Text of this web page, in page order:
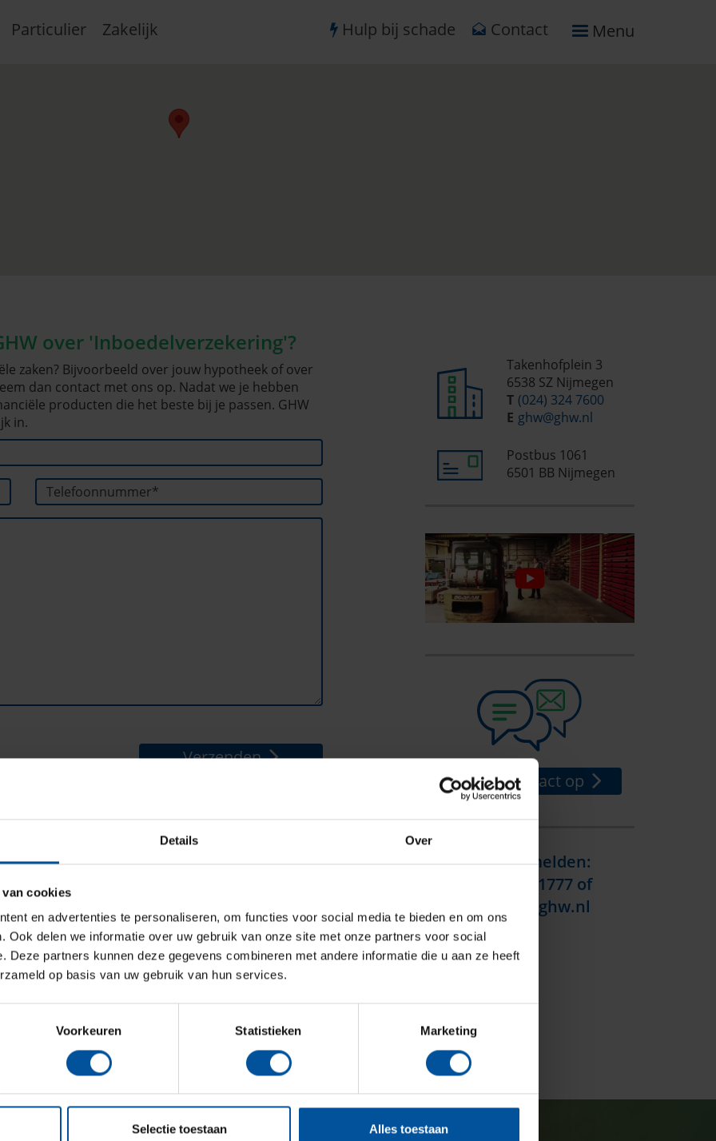
Details Over
cookies
en advertenties te personaliseren, om functies voor social media te bieden en om ons
Ook delen we informatie over uw gebruik van onze site met onze partners voor social
Deze partners kunnen deze gegevens combineren met andere informatie die u aan ze heeft
op basis van uw gebruik van hun services.
Voorkeuren Statistieken Marketing
Selectie toestaan Alles toestaan
Particulier Zakelijk Hulp bij schade Contact Menu
over 'Inboedelverzekering'?
zaken? Bijvoorbeeld over jouw hypotheek of over
dan contact met ons op. Nadat we je hebben
producten die het beste bij je passen. GHW
in.
Verzenden
van 8:30 tot 17:00 uur geopend. Telefonisch zijn
Tijdens kantooruren is er geen wachttijd (in het
belt ons tegen het lokale tarief en hebben een
vragen.
en/of nieuwe verzekering dan ontvang je binnen
wij voor spoedgevallen telefonisch bereikbaar via
mail sturen naar123@ghw.nl
KvK:55306055
Takenhofplein 3
6538 SZ Nijmegen
T (024) 324 7600
E ghw@ghw.nl
Postbus 1061
6501 BB Nijmegen
Neem contact op
Schade melden:
(024) 750 1777of
schade@ghw.nl